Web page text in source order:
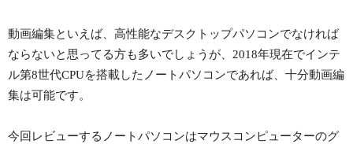
動画編集といえば、高性能なデスクトップパソコンでなければ
ならないと思ってる方も多いでしょうが、2018年現在でインテ
ル第8世代CPUを搭載したノートパソコンであれば、十分動画編
集は可能です。
今回レビューするノートパソコンはマウスコンピューターのグ